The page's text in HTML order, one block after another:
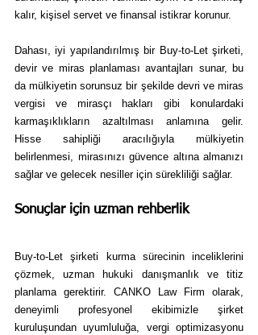
kalır, kişisel servet ve finansal istikrar korunur.
Dahası, iyi yapılandırılmış bir Buy-to-Let şirketi,
devir ve miras planlaması avantajları sunar, bu
da mülkiyetin sorunsuz bir şekilde devri ve miras
vergisi ve mirasçı hakları gibi konulardaki
karmaşıklıkların azaltılması anlamına gelir.
Hisse sahipliği aracılığıyla mülkiyetin
belirlenmesi, mirasınızı güvence altına almanızı
sağlar ve gelecek nesiller için sürekliliği sağlar.
Sonuçlar için uzman rehberlik
Buy-to-Let şirketi kurma sürecinin inceliklerini
çözmek, uzman hukuki danışmanlık ve titiz
planlama gerektirir. CANKO Law Firm olarak,
deneyimli profesyonel ekibimizle şirket
kuruluşundan uyumluluğa, vergi optimizasyonu